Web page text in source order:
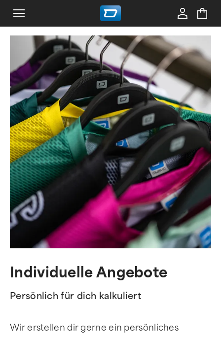
Individuelle Angebote
Persönlich für dich kalkuliert
Wir erstellen dir gerne ein persönliches